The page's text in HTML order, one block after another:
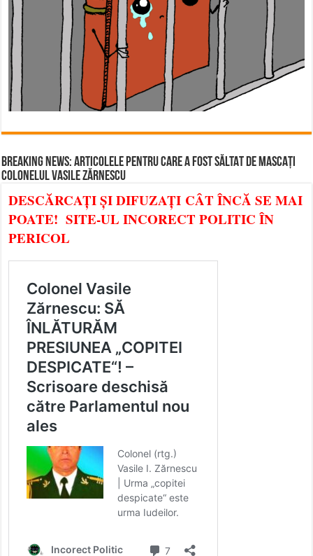
BREAKING NEWS: ARTICOLELE PENTRU CARE A FOST SĂLTAT DE MASCAȚI
COLONELUL VASILE ZĂRNESCU
DESCĂRCAȚI ȘI DIFUZAȚI CÂT ÎNCĂ SE MAI
POATE! SITE-UL INCORECT POLITIC ÎN
PERICOL